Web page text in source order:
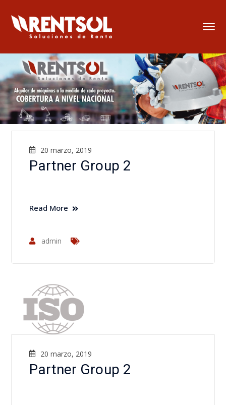
20 marzo, 2019
Partner Group 2
Read More
admin
20 marzo, 2019
Partner Group 2